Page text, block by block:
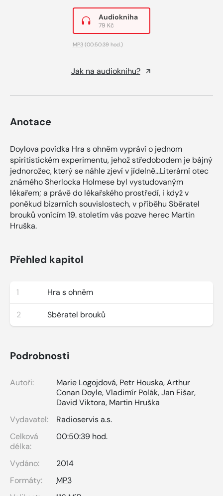
Audiokniha
79 Kč
MP3 (00:50:39 hod.)
Jak na audioknihu?
Anotace
Doylova povídka Hra s ohněm vypráví o jednom
spiritistickém experimentu, jehož středobodem je bájný
jednorožec, který se náhle zjeví v jídelně...Literární otec
známého Sherlocka Holmese byl vystudovaným
lékařem; a právě do lékařského prostředí, i když v
poněkud bizarních souvislostech, v příběhu Sběratel
brouků vonícím 19. stoletím vás pozve herec Martin
Hruška.
Přehled kapitol
1 Hra s ohněm
2 Sběratel brouků
Podrobnosti
Autoři: Marie Logojdová, Petr Houska,Arthur
Conan Doyle,Vladimír Polák,Jan Fišar,
David Viktora, Martin Hruška
Vydavatel:
Radioservis a.s.
Celková
délka:
00:50:39 hod.
Vydáno:
2014
Formáty:
MP3